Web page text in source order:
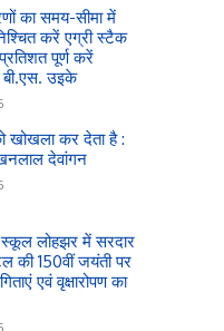
का समय-सीमा में
करें एग्री स्टैक
पूर्ण करें
उइके
खोखला कर देता है :
देवांगन
स्कूल लोहझर में सरदार
की 150वीं जयंती पर
एवं वृक्षारोपण का